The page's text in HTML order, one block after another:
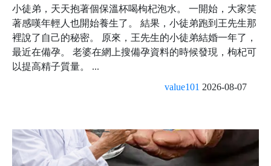
小徒弟，天天抱著個保溫杯喝枸杞泡水。 一開始，大家笑
著感嘆年輕人也開始養生了。 結果，小徒弟跑到王先生那
裡說了自己的秘密。 原來，王先生的小徒弟結婚一年了，
最近在備孕。 老婆在網上搜備孕資料的時候發現，枸杞可
以提高精子質量。 ...
value101 2026-08-07